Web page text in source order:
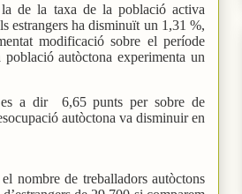
de la taxa de la població activa
estrangers ha disminuït un 1,31 %,
modificació sobre el període
autòctona experimenta un
es a dir 6,65 punts per sobre de
autòctona va disminuir en
nombre de treballadors autòctons